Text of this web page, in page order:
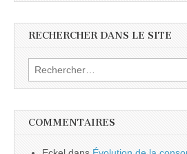
RECHERCHER DANS LE SITE
Rechercher :
COMMENTAIRES